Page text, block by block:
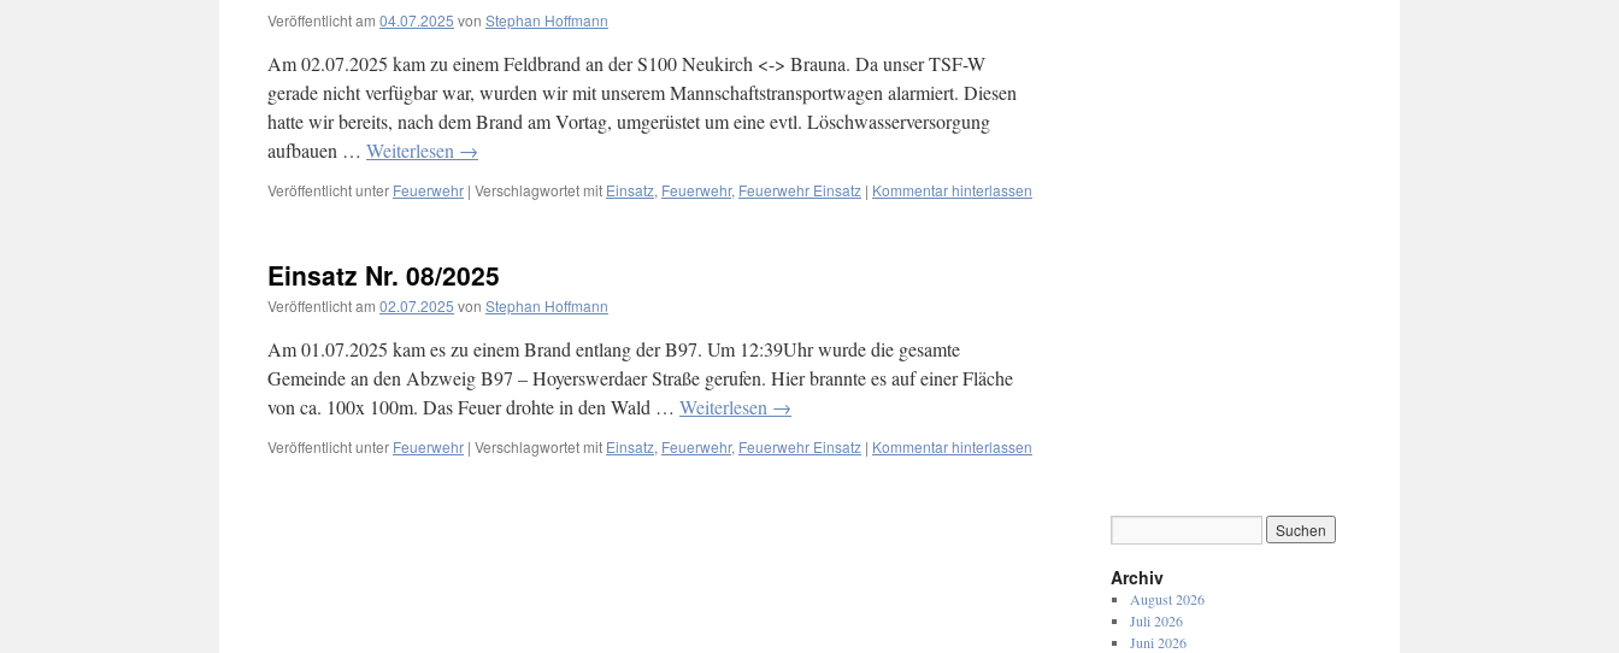
Veröffentlicht am 04.07.2025 von Stephan Hoffmann
Am 02.07.2025 kam zu einem Feldbrand an der S100 Neukirch <-> Brauna. Da unser TSF-W
gerade nicht verfügbar war, wurden wir mit unserem Mannschaftstransportwagen alarmiert. Diesen
hatte wir bereits, nach dem Brand am Vortag, umgerüstet um eine evtl. Löschwasserversorgung
aufbauen … Weiterlesen →
Veröffentlicht unter Feuerwehr | Verschlagwortet mit Einsatz, Feuerwehr, Feuerwehr Einsatz | Kommentar hinterlassen
Einsatz Nr. 08/2025
Veröffentlicht am 02.07.2025 von Stephan Hoffmann
Am 01.07.2025 kam es zu einem Brand entlang der B97. Um 12:39Uhr wurde die gesamte
Gemeinde an den Abzweig B97 – Hoyerswerdaer Straße gerufen. Hier brannte es auf einer Fläche
von ca. 100x 100m. Das Feuer drohte in den Wald … Weiterlesen →
Veröffentlicht unter Feuerwehr | Verschlagwortet mit Einsatz, Feuerwehr, Feuerwehr Einsatz | Kommentar hinterlassen
Archiv
August 2026
Juli 2026
Juni 2026